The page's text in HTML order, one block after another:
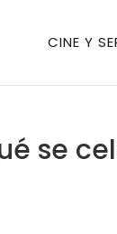
CINE Y
se